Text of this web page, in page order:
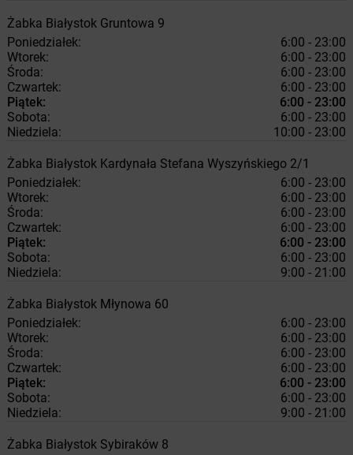
Żabka Białystok Gruntowa 9
Poniedziałek:
6:00 - 23:00
Wtorek:
6:00 - 23:00
Środa:
6:00 - 23:00
Czwartek:
6:00 - 23:00
Piątek:
6:00 - 23:00
Sobota:
6:00 - 23:00
Niedziela:
10:00 - 23:00
Żabka Białystok Kardynała Stefana Wyszyńskiego 2/1
Poniedziałek:
6:00 - 23:00
Wtorek:
6:00 - 23:00
Środa:
6:00 - 23:00
Czwartek:
6:00 - 23:00
Piątek:
6:00 - 23:00
Sobota:
6:00 - 23:00
Niedziela:
9:00 - 21:00
Żabka Białystok Młynowa 60
Poniedziałek:
6:00 - 23:00
Wtorek:
6:00 - 23:00
Środa:
6:00 - 23:00
Czwartek:
6:00 - 23:00
Piątek:
6:00 - 23:00
Sobota:
6:00 - 23:00
Niedziela:
9:00 - 21:00
Żabka Białystok Sybiraków 8